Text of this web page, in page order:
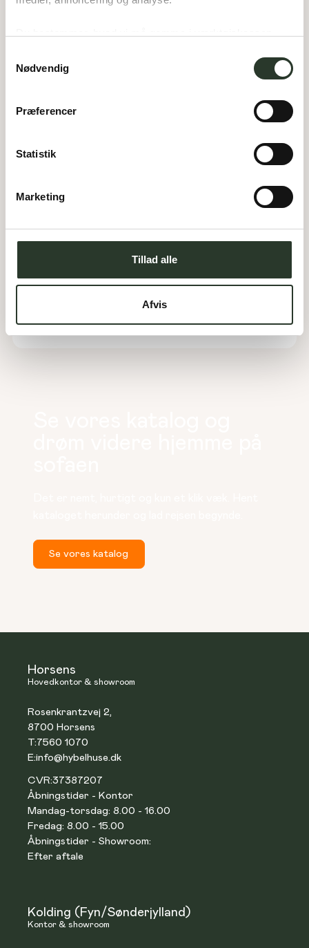
Nødvendig
Præferencer
Statistik
Marketing
Tillad alle
Afvis
Type:Arkitekttegnet hus
Overdækket:13m²
Se vores katalog
Horsens
Hovedkontor & showroom
Rosenkrantzvej 2,
8700 Horsens
T:7560 1070
E:info@hybelhuse.dk
CVR:37387207
Åbningstider - Kontor
Mandag-torsdag: 8.00 - 16.00
Fredag: 8.00 - 15.00
Åbningstider - Showroom:
Efter aftale
Kolding (Fyn/Sønderjylland)
Kontor & showroom